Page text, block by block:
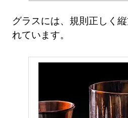
グラスには、規則正しく
れています。